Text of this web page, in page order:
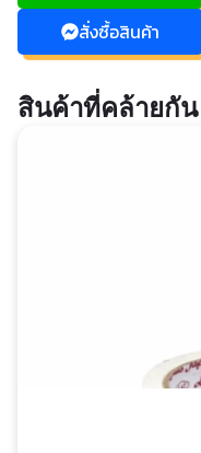
สั่งซื้อสินค้า
สินค้าที่คล้ายกัน